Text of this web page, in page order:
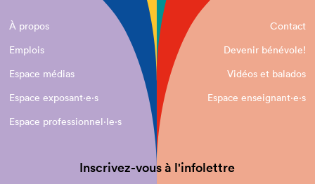
À propos
Contact
Emplois
Devenir bénévole!
Espace médias
Vidéos et balados
Espace exposant·e⋅s
Espace enseignant·e⋅s
Espace professionnel·le⋅s
Inscrivez-vous à l'infolettre